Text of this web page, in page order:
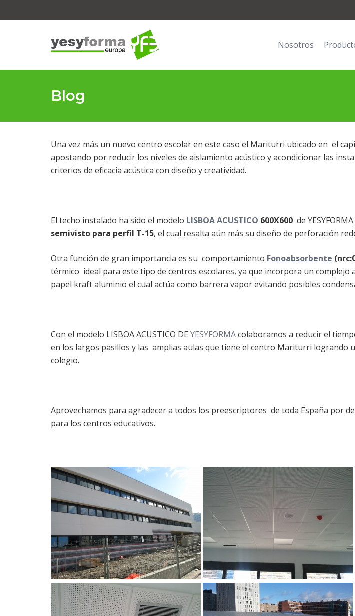
Nosotros
Blog
Una vez más un nuevo centro escolar en este caso el Mariturri ubicado en el
apostando por reducir los niveles de aislamiento acústico y acondicionar las
criterios de eficacia acústica con diseño y creatividad.
El techo instalado ha sido el modelo LISBOA ACUSTICO 600X600 de
semivisto para perfil T-15, el cual resalta aún más su diseño de perforación
Otra función de gran importancia es su comportamiento Fonoabsorbente
térmico ideal para este tipo de centros escolares, ya que incorpora un
papel kraft aluminio el cual actúa como barrera vapor evitando posibles
Con el modelo LISBOA ACUSTICO DE YESYFORMAcolaboramos a reducir el
en los largos pasillos y las amplias aulas que tiene el centro Mariturri logrando
colegio.
Aprovechamos para agradecer a todos los preescriptores de toda España por
para los centros educativos.